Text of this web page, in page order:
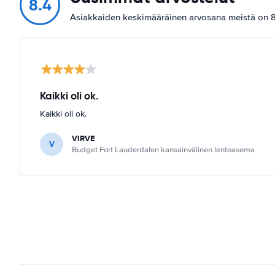
8.4
Asiakkaiden keskimääräinen arvosana meistä on
Kaikki oli ok.
Kaikki oli ok.
V VIRVE
Budget Fort Lauderdalen kansainvälinen lentoasema